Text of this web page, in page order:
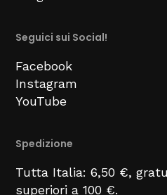
Seguici sui Social!
Facebook
Instagram
YouTube
Spedizione
Tutta Italia: 6,50 €,
superiori a 100 €.